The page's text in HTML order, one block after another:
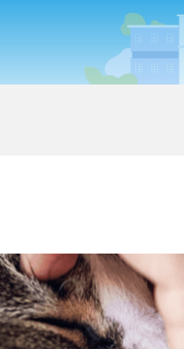
Sélection